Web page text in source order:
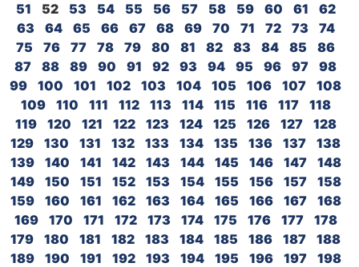
51
52 53 54 55 56 57 58 59 60 61
62
63
64 65 66 67 68 69 70 71 72 73
74
75
76 77 78 79 80 81 82 83 84 85
86
87
88 89 90 91 92 93 94 95 96 97
98
99
100 101 102 103 104 105 106 107
108
109
110 111 112 113 114 115 116 117
118
119
120 121 122 123 124 125 126 127
128
129
130 131 132 133 134 135 136 137
138
139
140 141 142 143 144 145 146 147
148
149
150 151 152 153 154 155 156 157
158
159
160 161 162 163 164 165 166 167
168
169
170 171 172 173 174 175 176 177
178
179
180 181 182 183 184 185 186 187
188
189
190 191 192 193 194 195 196 197
198